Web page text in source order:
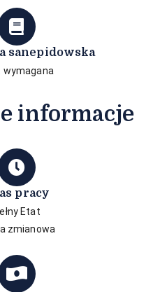
sanepidowska
informacje
pracy
Etat​
zmianowa